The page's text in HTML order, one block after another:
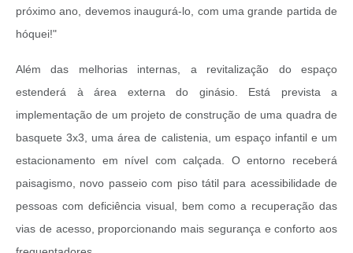
próximo ano, devemos inaugurá-lo, com uma grande partida de
hóquei!"
Além das melhorias internas, a revitalização do espaço
estenderá à área externa do ginásio. Está prevista a
implementação de um projeto de construção de uma quadra de
basquete 3x3, uma área de calistenia, um espaço infantil e um
estacionamento em nível com calçada. O entorno receberá
paisagismo, novo passeio com piso tátil para acessibilidade de
pessoas com deficiência visual, bem como a recuperação das
vias de acesso, proporcionando mais segurança e conforto aos